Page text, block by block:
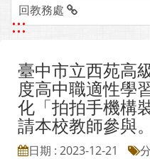
回教務處
:::
臺中市立西苑高
度高中職適性學
化「拍拍手機構
請本校教師參與。
日期 : 2023-12-21